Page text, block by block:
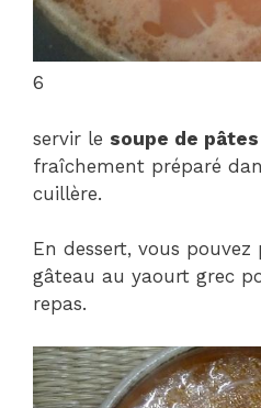
6
servir le soupe de
fraîchement préparé
cuillère.
En dessert, vous
gâteau au yaourt grec
repas.